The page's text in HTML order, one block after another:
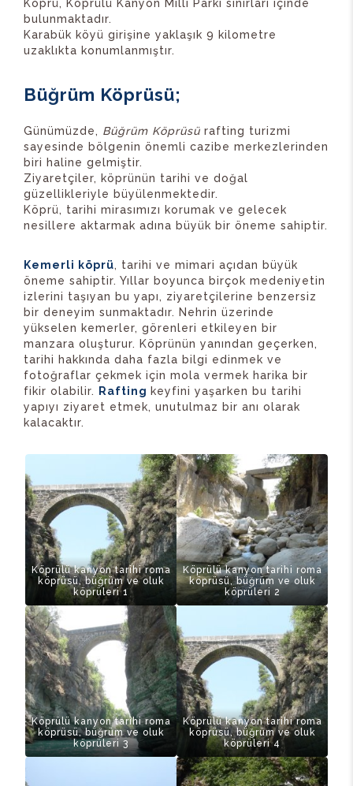
Köprü, Köprülü Kanyon Milli Parkı sınırları içinde
bulunmaktadır.
Karabük köyü girişine yaklaşık 9 kilometre
uzaklıkta konumlanmıştır.
Büğrüm Köprüsü;
Günümüzde, Büğrüm Köprüsü rafting turizmi
sayesinde bölgenin önemli cazibe merkezlerinden
biri haline gelmiştir.
Ziyaretçiler, köprünün tarihi ve doğal
güzellikleriyle büyülenmektedir.
Köprü, tarihi mirasımızı korumak ve gelecek
nesillere aktarmak adına büyük bir öneme sahiptir.
Kemerli köprü, tarihi ve mimari açıdan büyük
öneme sahiptir. Yıllar boyunca birçok medeniyetin
izlerini taşıyan bu yapı, ziyaretçilerine benzersiz
bir deneyim sunmaktadır. Nehrin üzerinde
yükselen kemerler, görenleri etkileyen bir
manzara oluşturur. Köprünün yanından geçerken,
tarihi hakkında daha fazla bilgi edinmek ve
fotoğraflar çekmek için mola vermek harika bir
fikir olabilir.
Rafting keyfini yaşarken bu tarihi
yapıyı ziyaret etmek, unutulmaz bir anı olarak
kalacaktır.
Köprülü kanyon tarihi roma
köprüsü, büğrüm ve oluk
köprüleri 1
Köprülü kanyon tarihi roma
köprüsü, büğrüm ve oluk
köprüleri 2
Köprülü kanyon tarihi roma
köprüsü, büğrüm ve oluk
köprüleri 3
Köprülü kanyon tarihi roma
köprüsü, büğrüm ve oluk
köprüleri 4